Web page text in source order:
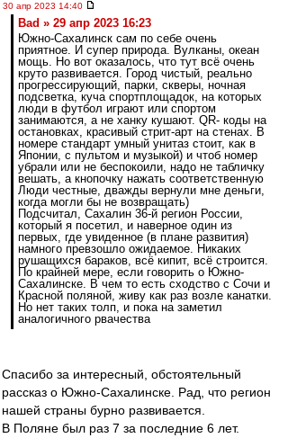
30 апр 2023 14:40
Bad » 29 апр 2023 16:23
Южно-Сахалинск сам по себе очень
приятное. И супер природа. Вулканы, океан
мощь. Но вот оказалось, что тут всё очень
круто развивается. Город чистый, реально
прогрессирующий, парки, скверы, ночная
подсветка, куча спортплощадок, на которых
люди в футбол играют или спортом
занимаются, а не ханку кушают. QR- коды на
остановках, красивый стрит-арт на стенах. В
номере стандарт умный унитаз стоит, как в
Японии, с пультом и музыкой) и чтоб номер
убрали или не беспокоили, надо не табличку
вешать, а кнопочку нажать соответственную
Люди честные, дважды вернули мне деньги,
когда могли бы не возвращать)
Подсчитал, Сахалин 36-й регион России,
который я посетил, и наверное один из
первых, где увиденное (в плане развития)
намного превзошло ожидаемое. Никаких
рушащихся бараков, всё кипит, всё строится.
По крайней мере, если говорить о Южно-
Сахалинске. В чем то есть сходство с Сочи и
Красной поляной, живу как раз возле канатки.
Но нет таких толп, и пока на заметил
аналогичного рвачества
Спасибо за интересный, обстоятельный
рассказ о Южно-Сахалинске. Рад, что регион
нашей страны бурно развивается.
В Поляне был раз 7 за последние 6 лет.